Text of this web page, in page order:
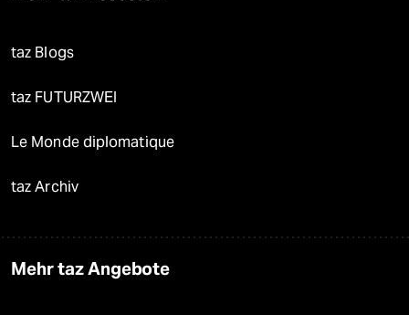
taz Blogs
taz FUTURZWEI
Le Monde diplomatique
taz Archiv
Mehr taz Angebote